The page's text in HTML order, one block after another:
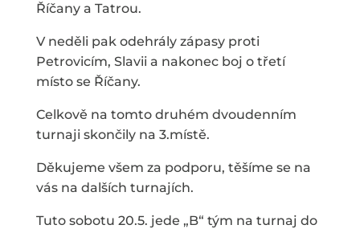
Říčany a Tatrou.
V neděli pak odehrály zápasy proti
Petrovicím, Slavii a nakonec boj o třetí
místo se Říčany.
Celkově na tomto druhém dvoudenním
turnaji skončily na 3.místě.
Děkujeme všem za podporu, těšíme se na
vás na dalších turnajích.
Tuto sobotu 20.5. jede „B“ tým na turnaj do